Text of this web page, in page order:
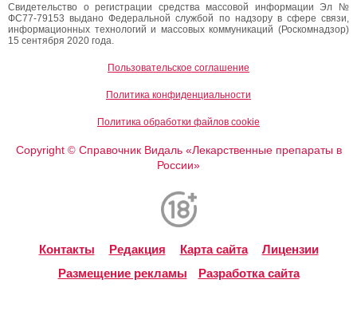
Свидетельство о регистрации средства массовой информации Эл №
ФС77-79153 выдано Федеральной службой по надзору в сфере связи,
информационных технологий и массовых коммуникаций (Роскомнадзор)
15 сентября 2020 года.
Пользовательское соглашение
Политика конфиденциальности
Политика обработки файлов cookie
Copyright ©Справочник Видаль «Лекарственные препараты в
России»
Контакты Редакция Карта сайта
Лицензии
Размещение рекламы
Разработка сайта